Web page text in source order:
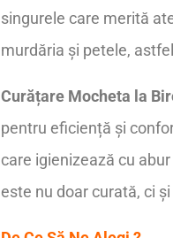
singurele care merită
murdăria și petele,
Curățare Mocheta la
pentru eficiență și
care igienizează cu
este nu doar curată, ci